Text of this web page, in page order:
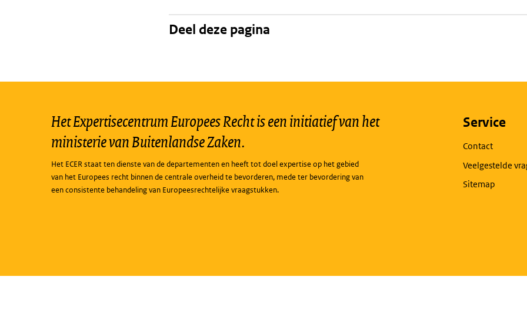
Deel deze pagina
Het Expertisecentrum Europees Recht is een initiatief van het
ministerie van Buitenlandse Zaken.
Het ECER staat ten dienste van de departementen en heeft tot doel expertise op het gebied
van het Europees recht binnen de centrale overheid te bevorderen, mede ter bevordering van
een consistente behandeling van Europeesrechtelijke vraagstukken.
Service
Contact
Veelgestelde
Sitemap